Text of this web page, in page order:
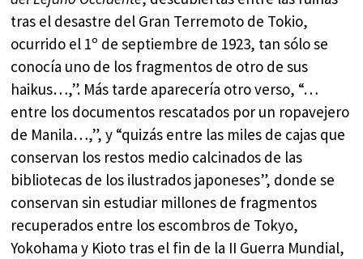
tras el desastre del Gran Terremoto de Tokio,
ocurrido el 1º de septiembre de 1923, tan sólo se
conocía uno de los fragmentos de otro de sus
haikus…,”. Más tarde aparecería otro verso, “…
entre los documentos rescatados por un ropavejero
de Manila…,”, y “quizás entre las miles de cajas que
conservan los restos medio calcinados de las
bibliotecas de los ilustrados japoneses”, donde se
conservan sin estudiar millones de fragmentos
recuperados entre los escombros de Tokyo,
Yokohama y Kioto tras el fin de la II Guerra Mundial,